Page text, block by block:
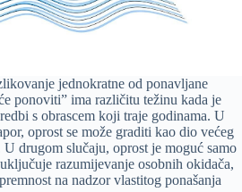
jednokratne od ponavljane
ponoviti” ima različitu težinu kada je
s obrascem koji traje godinama. U
oprost se može graditi kao dio većeg
U drugom slučaju, oprost je moguć samo
razumijevanje osobnih okidača,
na nadzor vlastitog ponašanja